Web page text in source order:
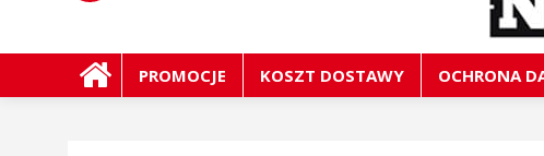
PROMOCJE KOSZT DOSTAWY OCHRONA